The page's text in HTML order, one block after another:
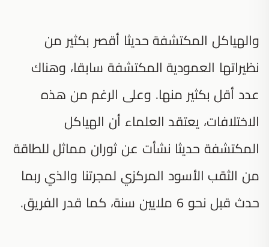
والهياكل المكتشفة حديثا أقصر بكثير من
نظيراتها العمودية المكتشفة سابقا، وهناك
عدد أقل بكثير منها. وعلى الرغم من هذه
الاختلافات، يعتقد العلماء أن الهياكل
المكتشفة حديثا نشأت عن ثوران مماثل للطاقة
من الثقب الأسود المركزي لمجرتنا والذي ربما
حدث قبل نحو 6 ملايين سنة، كما قدر الفريق.